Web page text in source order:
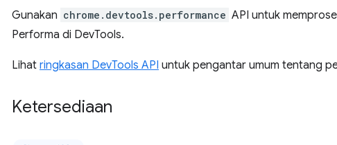
Gunakan chrome.devtools.performance API untuk
Performa di DevTools.
Lihat ringkasan DevTools API untuk pengantar umum tentang
Ketersediaan